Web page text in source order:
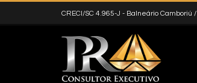
CRECI/SC 4.965-J - Balneário Camboriú /